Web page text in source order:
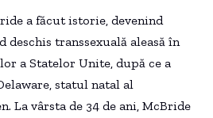
a făcut istorie, devenind
deschis transsexuală aleasă în
a Statelor Unite, după ce a
statul natal al
La vârsta de 34 de ani, McBride